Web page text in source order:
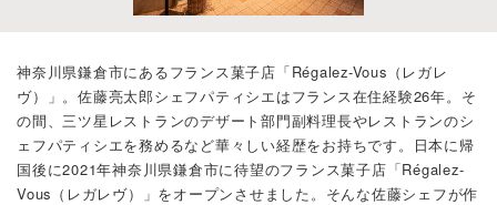
神奈川県鎌倉市にあるフランス菓子店「Régalez-Vous（レガレ
ヴ）」。佐藤亮太郎シェフパティシエはフランス在住経験26年。そ
の間、三ツ星レストランのデザート部門副料理長やレストランのシ
ェフパティシエを務めるなど華々しい経歴をお持ちです。日本に帰
国後に2021年神奈川県鎌倉市に待望のフランス菓子店「Régalez-
Vous（レガレヴ）」をオープンさせました。そんな佐藤シェフが作